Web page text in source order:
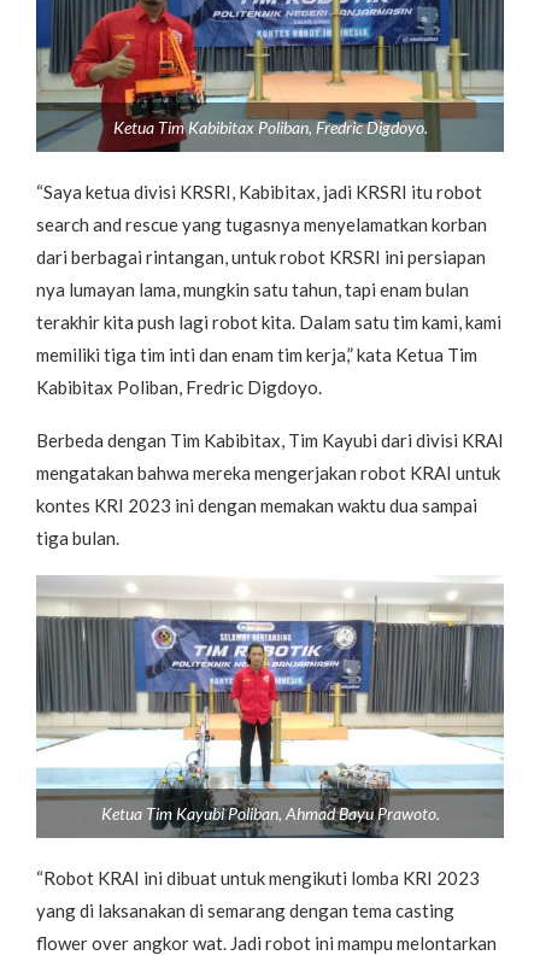
Ketua Tim Kabibitax Poliban, Fredric Digdoyo.
“Saya ketua divisi KRSRI, Kabibitax, jadi KRSRI itu robot
search and rescue yang tugasnya menyelamatkan korban
dari berbagai rintangan, untuk robot KRSRI ini persiapan
nya lumayan lama, mungkin satu tahun, tapi enam bulan
terakhir kita push lagi robot kita. Dalam satu tim kami, kami
memiliki tiga tim inti dan enam tim kerja,” kata Ketua Tim
Kabibitax Poliban, Fredric Digdoyo.
Berbeda dengan Tim Kabibitax, Tim Kayubi dari divisi KRAI
mengatakan bahwa mereka mengerjakan robot KRAI untuk
kontes KRI 2023 ini dengan memakan waktu dua sampai
tiga bulan.
Ketua Tim Kayubi Poliban, Ahmad Bayu Prawoto.
“Robot KRAI ini dibuat untuk mengikuti lomba KRI 2023
yang di laksanakan di semarang dengan tema casting
flower over angkor wat. Jadi robot ini mampu melontarkan